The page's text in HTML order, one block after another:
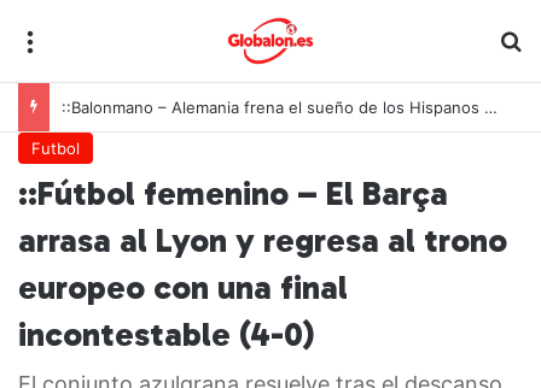
::Balonmano – Alemania frena el sueño de los Hispanos Juveniles, que lucharán ahora por el bronce europeo
Futbol
::Fútbol femenino – El Barça
arrasa al Lyon y regresa al trono
europeo con una final
incontestable (4-0)